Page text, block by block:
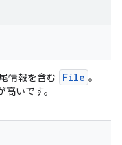
情報を含む File 。
いです。